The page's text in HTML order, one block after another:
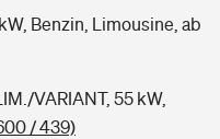
für deine Kids
Benzin, Limousine, ab
VARIANT, 55 kW,
/ 439)